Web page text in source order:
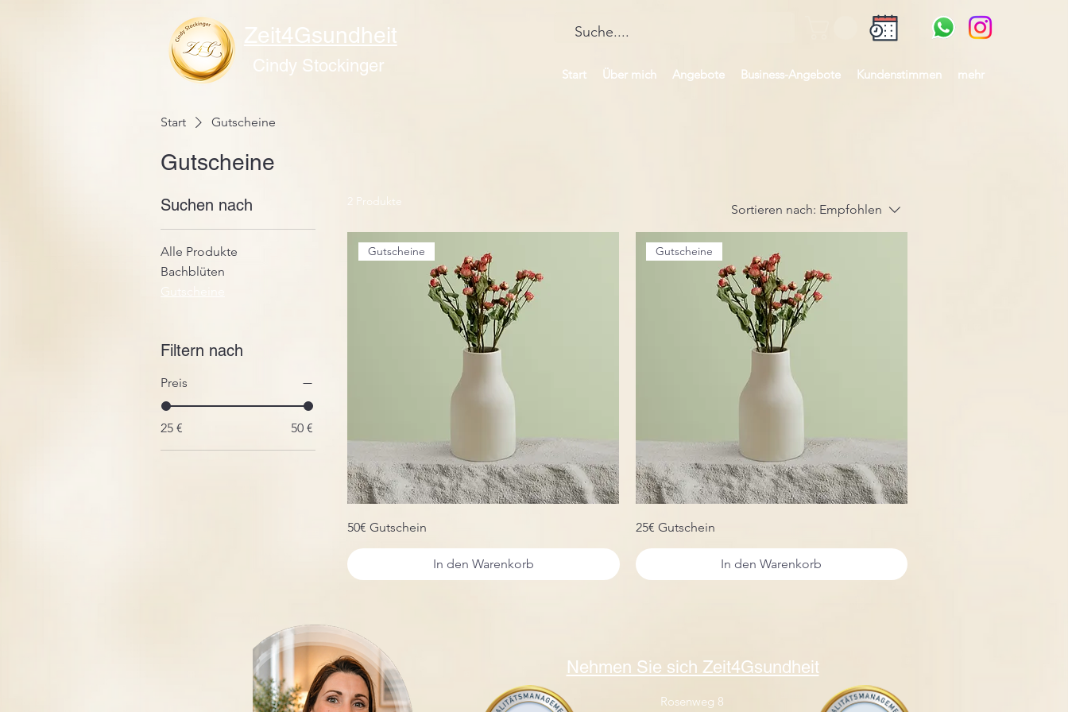
Zeit4Gsundheit
Cindy Stockinger Start Über mich Angebote Business-Angebote Kundenstimmen mehr
Start Gutscheine
Gutscheine
Suchen nach
Alle Produkte
Bachblüten
Gutscheine
Filtern nach
Preis
25 € 50 €
2 Produkte
Sortieren nach: Empfohlen
Gutscheine
50€ Gutschein
In den Warenkorb
Gutscheine
25€ Gutschein
In den Warenkorb
Nehmen Sie sich Zeit4Gsundheit
Rosenweg 8